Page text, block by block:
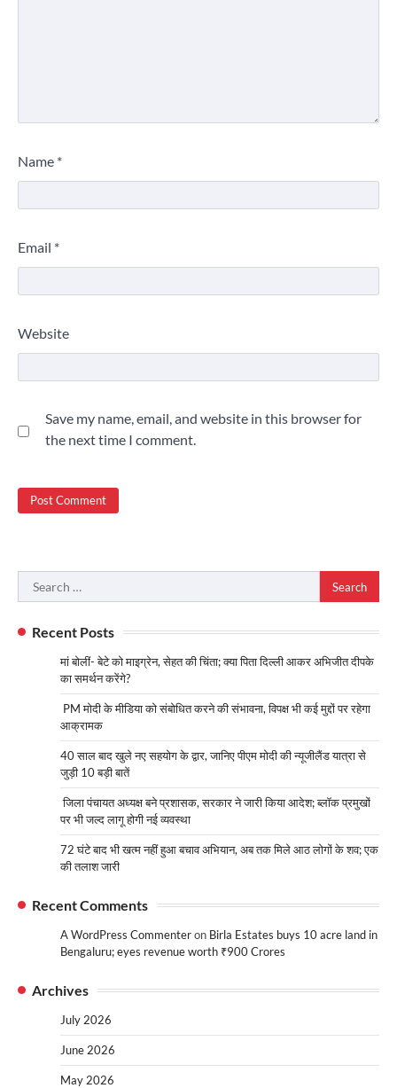
Name *
Email *
Website
Save my name, email, and website in this browser for
the next time I comment.
Search
for:
Recent Posts
मां बोलीं- बेटे को माइग्रेन, सेहत की चिंता; क्या पिता दिल्ली आकर अभिजीत दीपके
का समर्थन करेंगे?
PM मोदी के मीडिया को संबोधित करने की संभावना, विपक्ष भी कई मुद्दों पर रहेगा
आक्रामक
40 साल बाद खुले नए सहयोग के द्वार, जानिए पीएम मोदी की न्यूजीलैंड यात्रा से
जुड़ी 10 बड़ी बातें
जिला पंचायत अध्यक्ष बने प्रशासक, सरकार ने जारी किया आदेश; ब्लॉक प्रमुखों
पर भी जल्द लागू होगी नई व्यवस्था
72 घंटे बाद भी खत्म नहीं हुआ बचाव अभियान, अब तक मिले आठ लोगों के शव; एक
की तलाश जारी
Recent Comments
A WordPress Commenteron Birla Estates buys 10 acre land in
Bengaluru; eyes revenue worth ₹900 Crores
Archives
July 2026
June 2026
May 2026